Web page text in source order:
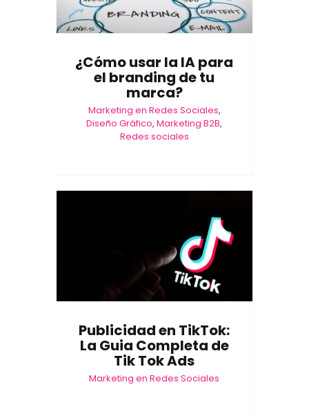
¿Cómo usar la IA para
el branding de tu
marca?
Marketing en Redes Sociales,
Diseño Gráfico,Marketing B2B,
Redes sociales
Publicidad en TikTok:
La Guia Completa de
Tik Tok Ads
Marketing en Redes Sociales